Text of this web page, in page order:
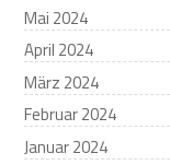
Mai 2024
April 2024
März 2024
Februar 2024
Januar 2024